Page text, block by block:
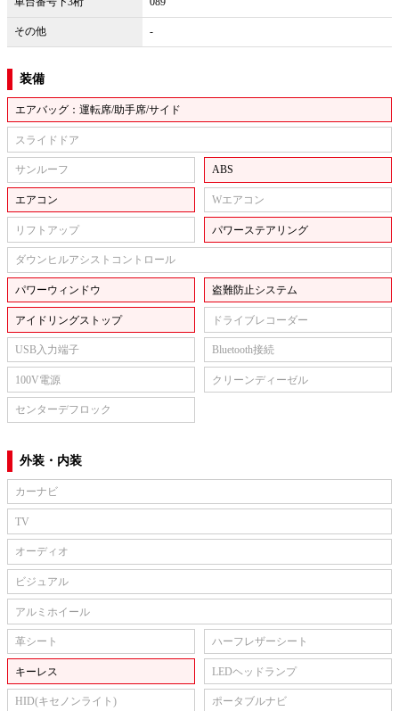
その他 -
装備
エアバッグ：運転席/助手席/サイド
スライドドア
サンルーフ ABS
エアコン Wエアコン
リフトアップ パワーステアリング
ダウンヒルアシストコントロール
パワーウィンドウ 盗難防止システム
アイドリングストップ ドライブレコーダー
USB入力端子 Bluetooth接続
100V電源 クリーンディーゼル
センターデフロック
外装・内装
カーナビ
TV
オーディオ
ビジュアル
アルミホイール
革シート ハーフレザーシート
キーレス LEDヘッドランプ
HID(キセノンライト) ポータブルナビ